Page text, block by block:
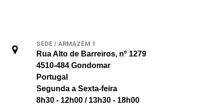
SEDE / ARMAZÉM 1
Rua Alto de Barreiros, nº 1279
4510-484 Gondomar
Portugal
Segunda a Sexta-feira
8h30 - 12h00 / 13h30 - 18h00